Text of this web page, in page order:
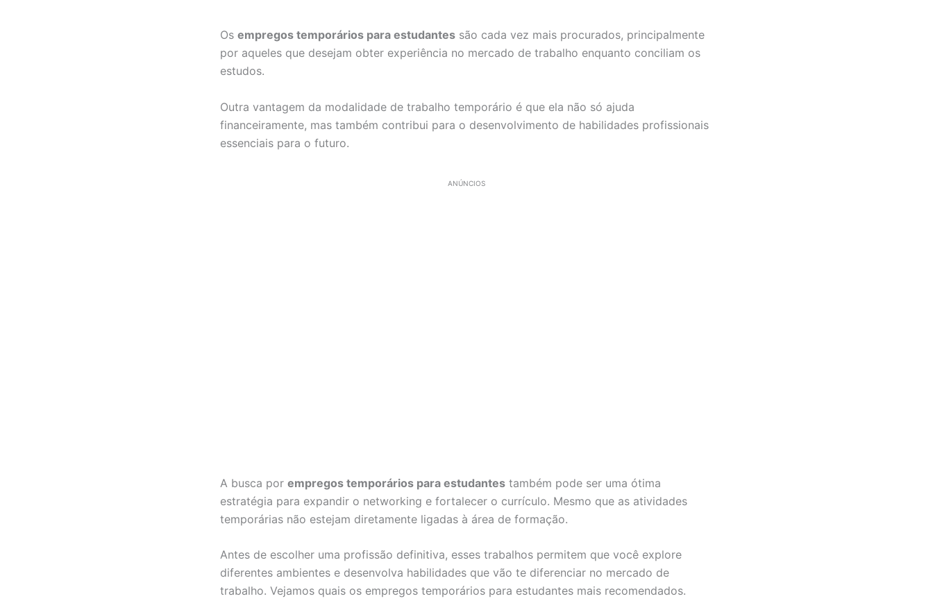
Os empregos temporários para estudantes são cada vez mais procurados, principalmente
por aqueles que desejam obter experiência no mercado de trabalho enquanto conciliam os
estudos.
Outra vantagem da modalidade de trabalho temporário é que ela não só ajuda
financeiramente, mas também contribui para o desenvolvimento de habilidades profissionais
essenciais para o futuro.
ANÚNCIOS
A busca por empregos temporários para estudantes também pode ser uma ótima
estratégia para expandir o networking e fortalecer o currículo. Mesmo que as atividades
temporárias não estejam diretamente ligadas à área de formação.
Antes de escolher uma profissão definitiva, esses trabalhos permitem que você explore
diferentes ambientes e desenvolva habilidades que vão te diferenciar no mercado de
trabalho. Vejamos quais os empregos temporários para estudantes mais recomendados.